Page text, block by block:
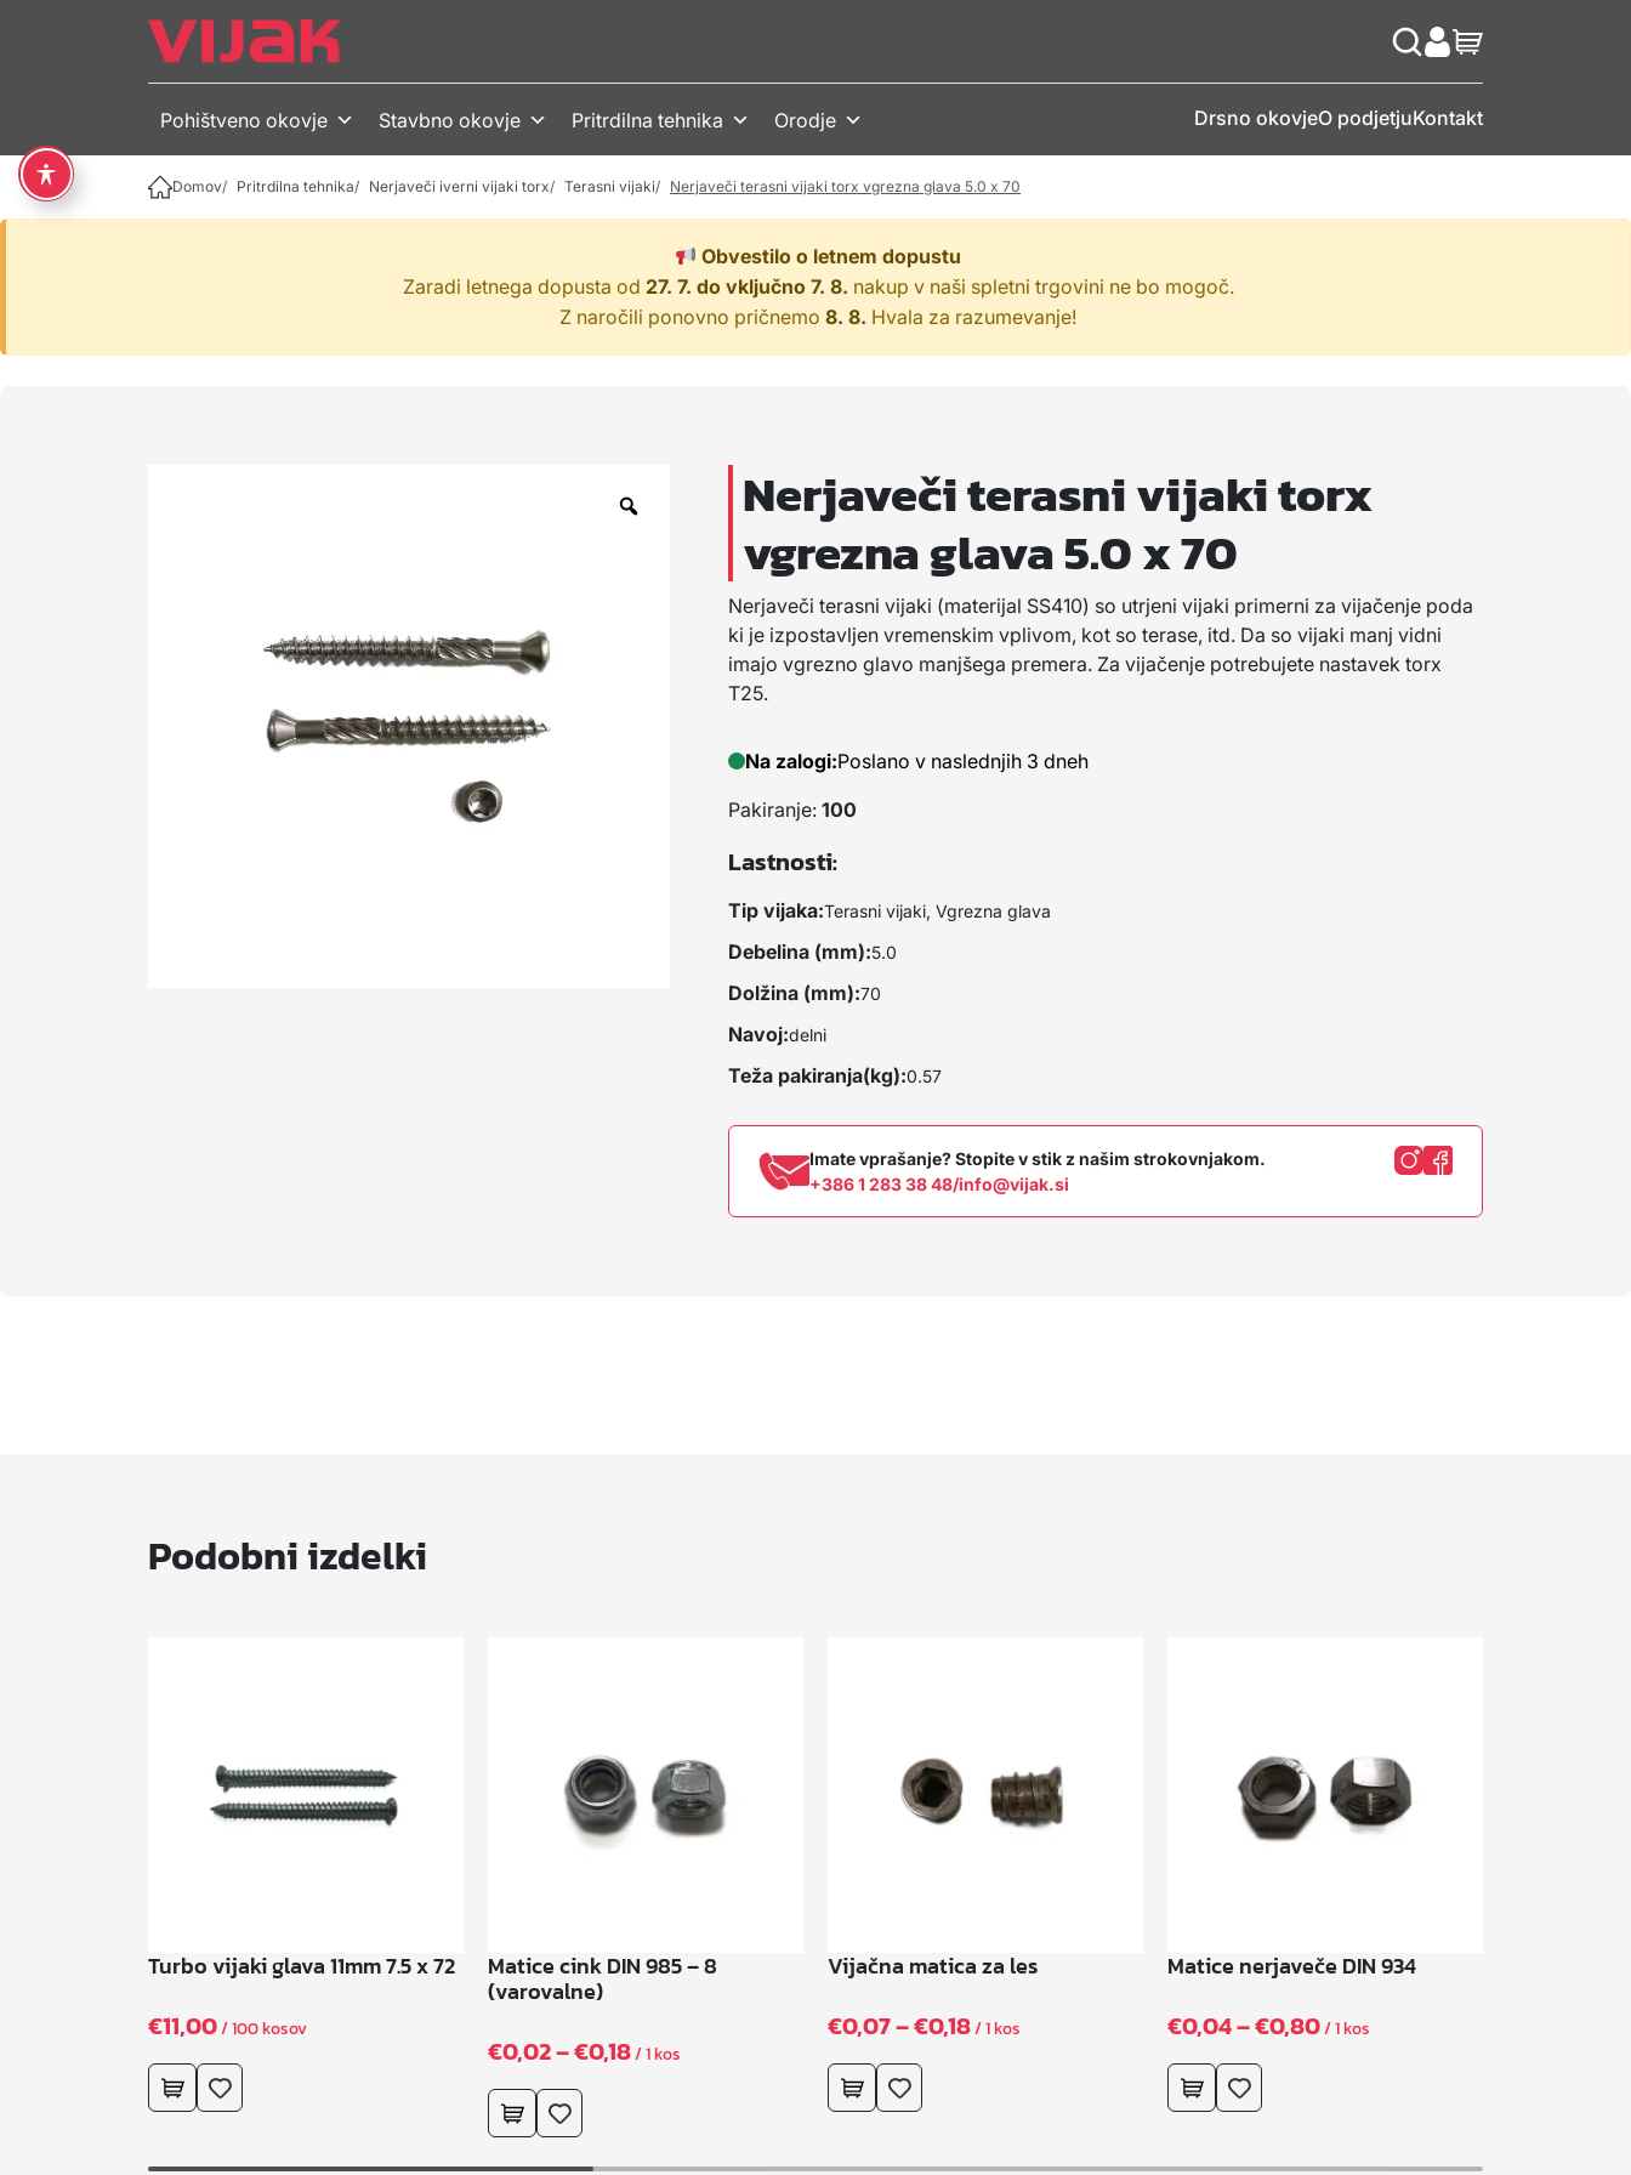
Pohištveno okovje Stavbno okovje Pritrdilna tehnika Orodje Drsno okovjeO podjetjuKontakt
Domov Pritrdilna tehnika Nerjaveči iverni vijaki torx Terasni vijaki Nerjaveči terasni vijaki torx vgrezna glava 5.0 x 70
Obvestilo o letnem dopustu
Zaradi letnega dopusta od 27. 7. do vključno 7. 8. nakup v naši spletni trgovini ne bo mogoč.
Z naročili ponovno pričnemo 8. 8. Hvala za razumevanje!
Nerjaveči terasni vijaki torx
vgrezna glava 5.0 x 70
Nerjaveči terasni vijaki (materijal SS410) so utrjeni vijaki primerni za vijačenje poda
ki je izpostavljen vremenskim vplivom, kot so terase, itd. Da so vijaki manj vidni
imajo vgrezno glavo manjšega premera. Za vijačenje potrebujete nastavek torx
T25.
Na zalogi:Poslano v naslednjih 3 dneh
Pakiranje:100
Lastnosti:
Tip vijaka:Terasni vijaki, Vgrezna glava
Debelina (mm):5.0
Dolžina (mm):70
Navoj:delni
Teža pakiranja(kg):0.57
Imate vprašanje? Stopite v stik z našim strokovnjakom.
+386 1 283 38 48/info@vijak.si
Podobni izdelki
Turbo vijaki glava 11mm 7.5 x 72
€11,00/ 100 kosov
Matice cink DIN 985 – 8
(varovalne)
€0,02–€0,18C
o
/ 1 kos
Vijačna matica za les
€0,07–€0,18C/ 1 kos
Matice nerjaveče DIN 934
€0,04–€0,80C/ 1 kos